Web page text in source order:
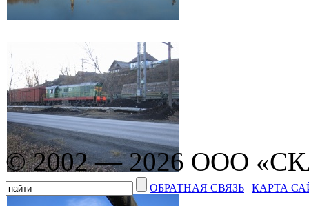
© 2002 — 2026 ООО
ОБРАТНАЯ СВЯЗЬ | КАРТА